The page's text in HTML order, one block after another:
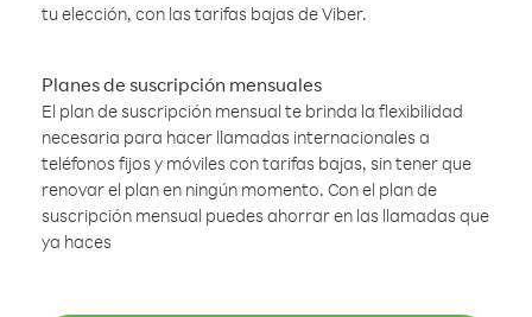
tu elección, con las tarifas bajas de Viber.
Planes de suscripción mensuales
El plan de suscripción mensual te brinda la flexibilidad
necesaria para hacer llamadas internacionales a
teléfonos fijos y móviles con tarifas bajas, sin tener que
renovar el plan en ningún momento. Con el plan de
suscripción mensual puedes ahorrar en las llamadas que
ya haces